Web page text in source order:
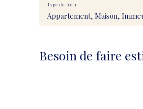
Type de bien
Besoin de faire